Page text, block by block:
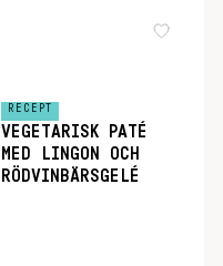
RECEPT
VEGETARISK PATÉ
MED LINGON OCH
RÖDVINBÄRSGELÉ